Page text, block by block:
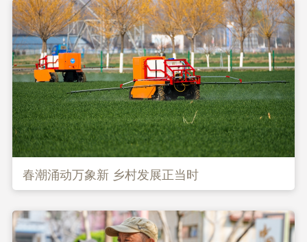
春潮涌动万象新 乡村发展正当时